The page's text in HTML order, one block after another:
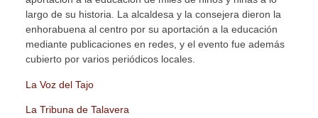
largo de su historia. La alcaldesa y la consejera dieron la
enhorabuena al centro por su aportación a la educación
mediante publicaciones en redes, y el evento fue además
cubierto por varios periódicos locales.
La Voz del Tajo
La Tribuna de Talavera